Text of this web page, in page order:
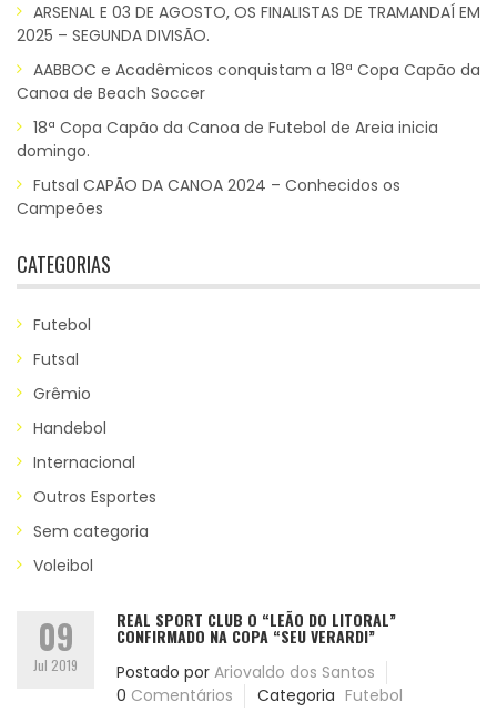
ARSENAL E 03 DE AGOSTO, OS FINALISTAS DE TRAMANDAÍ EM
2025 – SEGUNDA DIVISÃO.
AABBOC e Acadêmicos conquistam a 18ª Copa Capão da
Canoa de Beach Soccer
18ª Copa Capão da Canoa de Futebol de Areia inicia
domingo.
Futsal CAPÃO DA CANOA 2024 – Conhecidos os
Campeões
CATEGORIAS
Futebol
Futsal
Grêmio
Handebol
Internacional
Outros Esportes
Sem categoria
Voleibol
09
Jul 2019
REAL SPORT CLUB O “LEÃO DO LITORAL”
CONFIRMADO NA COPA “SEU VERARDI”
Postado por Ariovaldo dos Santos
0 Comentários Categoria Futebol